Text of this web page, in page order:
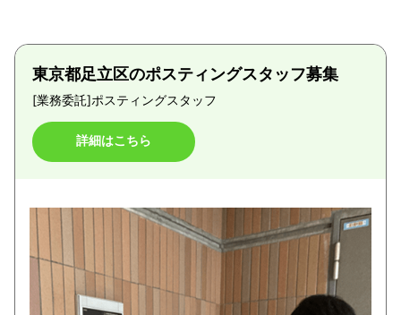
東京都足立区のポスティングスタッフ募集
[業務委託]ポスティングスタッフ
詳細はこちら